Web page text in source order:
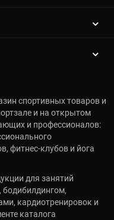
спортивных товаров и
и на открытом
и профессионалов:
фитнес-клубов и йога
для занятий
бодибилдингом,
кардиотренировок и
каталога